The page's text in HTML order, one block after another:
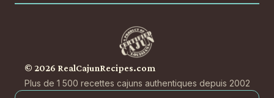
© 2026 RealCajunRecipes.com
Plus de 1 500 recettes cajuns authentiques depuis 2002